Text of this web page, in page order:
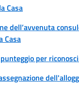
Casa
dell’avvenuta
Casa
per